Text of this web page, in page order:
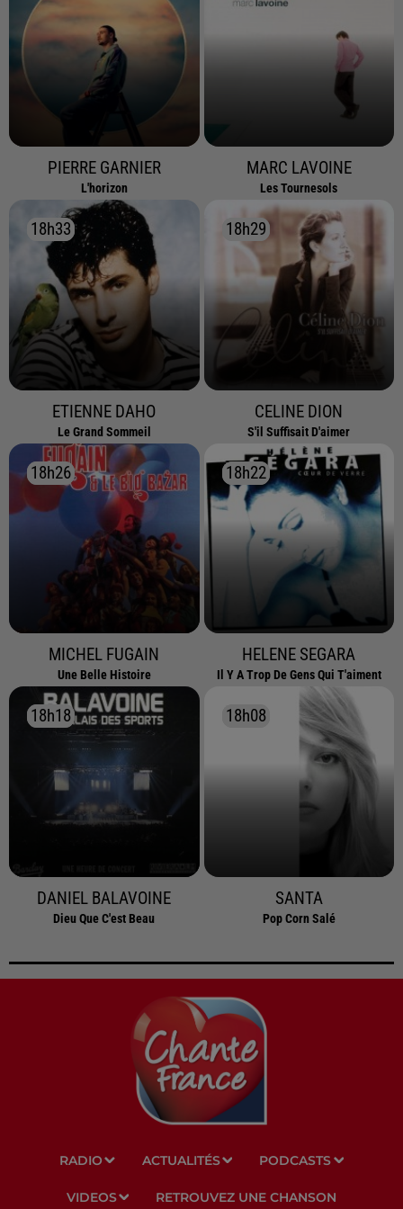
PIERRE GARNIER
L'horizon
MARC LAVOINE
Les Tournesols
18h33
18h33
ETIENNE DAHO
Le Grand Sommeil
18h29
18h29
CELINE DION
S'il Suffisait D'aimer
18h26
18h26
MICHEL FUGAIN
Une Belle Histoire
18h22
18h22
HELENE SEGARA
Il Y A Trop De Gens Qui T'aiment
18h18
18h18
DANIEL BALAVOINE
Dieu Que C'est Beau
18h08
18h08
SANTA
Pop Corn Salé
RADIO ACTUALITÉS PODCASTS
VIDEOS RETROUVEZ UNE CHANSON